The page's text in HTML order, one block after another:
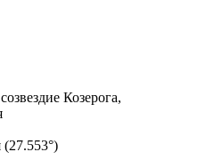
Козерога,
(27.553°)